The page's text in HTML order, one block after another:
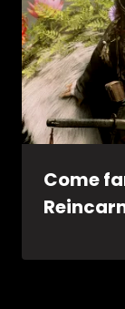
Come